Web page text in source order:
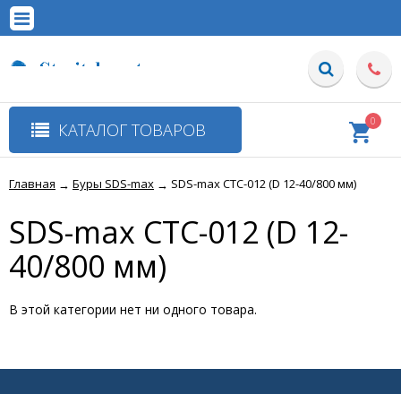
КАТАЛОГ ТОВАРОВ 0
Главная → Буры SDS-max → SDS-max СТС-012 (D 12-40/800 мм)
SDS-max СТС-012 (D 12-
40/800 мм)
В этой категории нет ни одного товара.